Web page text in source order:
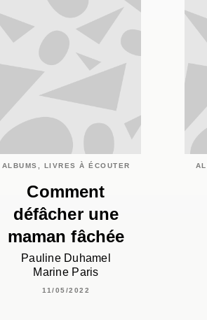
ALBUMS, LIVRES À ÉCOUTER
Comment
défâcher une
maman fâchée
Pauline Duhamel
Marine Paris
11/05/2022